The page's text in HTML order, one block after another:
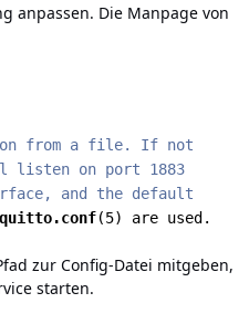
anpassen. Die Manpage von
a file. If not
listen on port 1883
and the default
(5) are used.
zur Config-Datei mitgeben,
starten.